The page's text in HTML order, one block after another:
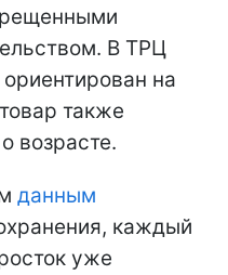
В ТРЦ
на
также
возрасте.
данным
каждый
уже